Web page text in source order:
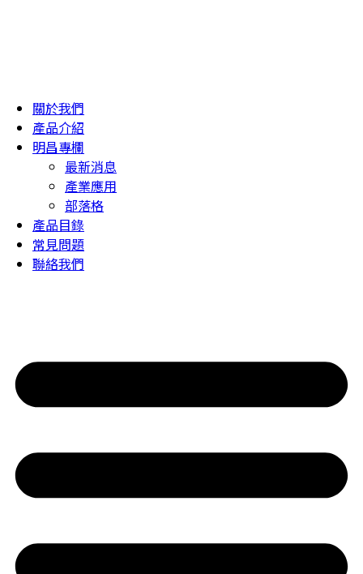
關於我們
產品介紹
明昌專欄
最新消息
產業應用
部落格
產品目錄
常見問題
聯絡我們